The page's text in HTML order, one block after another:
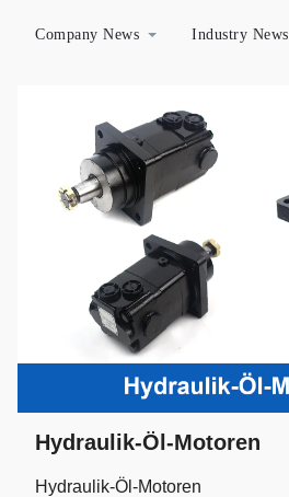
Company News Industry News
Hydraulik-Öl-Motoren
Hydraulik-Öl-Motoren